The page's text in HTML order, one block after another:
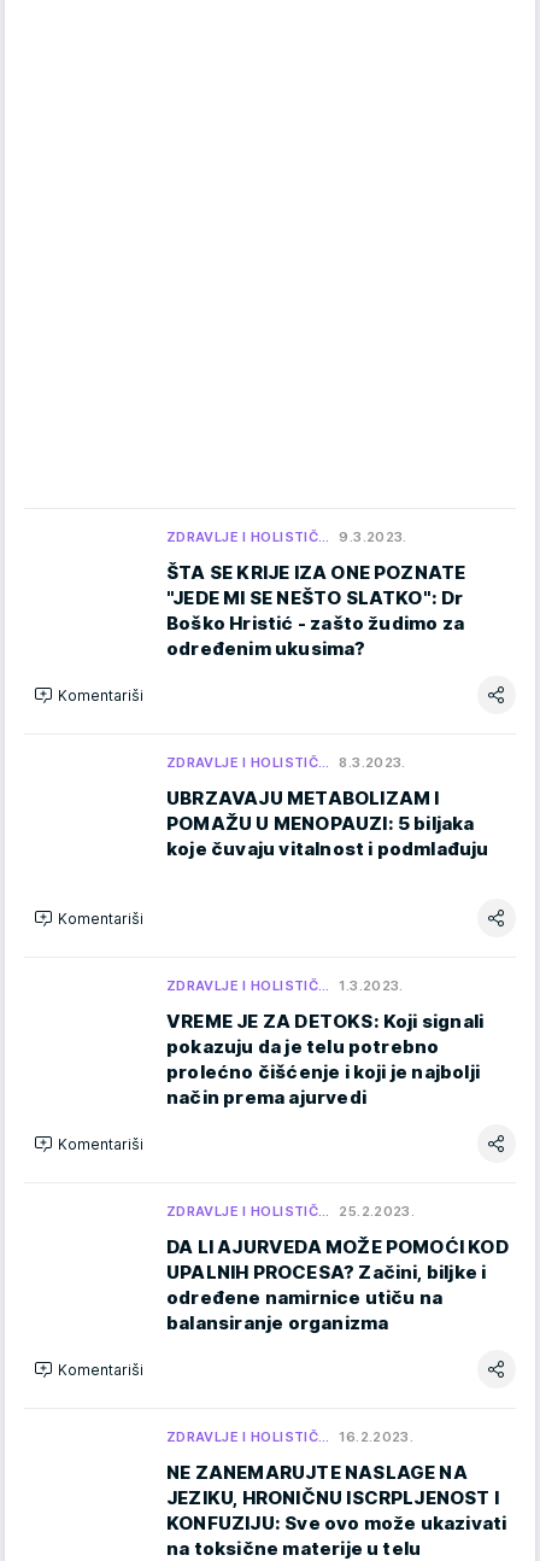
ZDRAVLJE I HOLISTIČ… 9.3.2023.
ŠTA SE KRIJE IZA ONE POZNATE
"JEDE MI SE NEŠTO SLATKO": Dr
Boško Hristić - zašto žudimo za
određenim ukusima?
Komentariši
ZDRAVLJE I HOLISTIČ… 8.3.2023.
UBRZAVAJU METABOLIZAM I
POMAŽU U MENOPAUZI: 5 biljaka
koje čuvaju vitalnost i podmlađuju
Komentariši
ZDRAVLJE I HOLISTIČ… 1.3.2023.
VREME JE ZA DETOKS: Koji signali
pokazuju da je telu potrebno
prolećno čišćenje i koji je najbolji
način prema ajurvedi
Komentariši
ZDRAVLJE I HOLISTIČ… 25.2.2023.
DA LI AJURVEDA MOŽE POMOĆI KOD
UPALNIH PROCESA? Začini, biljke i
određene namirnice utiču na
balansiranje organizma
Komentariši
ZDRAVLJE I HOLISTIČ… 16.2.2023.
NE ZANEMARUJTE NASLAGE NA
JEZIKU, HRONIČNU ISCRPLJENOST I
KONFUZIJU: Sve ovo može ukazivati
na toksične materije u telu